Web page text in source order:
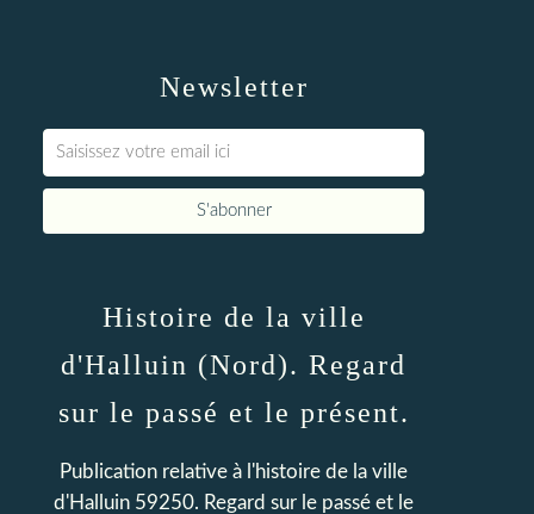
Newsletter
Histoire de la ville
d'Halluin (Nord). Regard
sur le passé et le présent.
Publication relative à l'histoire de la ville
d'Halluin 59250. Regard sur le passé et le